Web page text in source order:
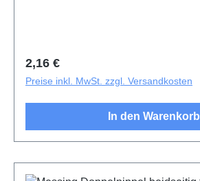
Regulärer Preis:
2,16 €
Preise inkl. MwSt. zzgl. Versandkosten
In den Warenkorb